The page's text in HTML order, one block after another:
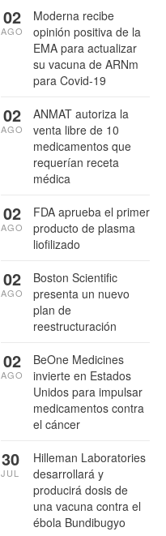
Moderna recibe
opinión positiva de la
EMA para actualizar
su vacuna de ARNm
para Covid-19
02
AGO
ANMAT autoriza la
venta libre de 10
medicamentos que
requerían receta
médica
02
AGO
FDA aprueba el primer
producto de plasma
liofilizado
02
AGO
Boston Scientific
presenta un nuevo
plan de
reestructuración
02
AGO
BeOne Medicines
invierte en Estados
Unidos para impulsar
medicamentos contra
el cáncer
02
AGO
Hilleman Laboratories
desarrollará y
producirá dosis de
una vacuna contra el
ébola Bundibugyo
30
JUL